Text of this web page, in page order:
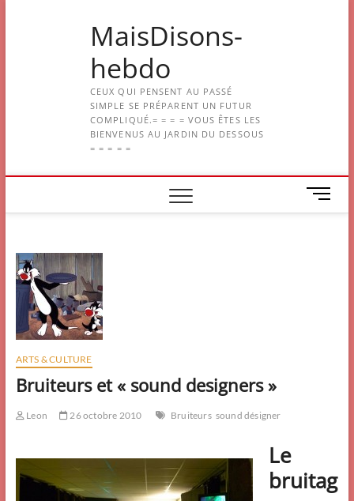
MaisDisons-
hebdo
CEUX QUI PENSENT AU PASSÉ
SIMPLE SE PRÉPARENT UN FUTUR
COMPLIQUÉ.= = = = VOUS ÊTES LES
BIENVENUS AU JARDIN DU DESSOUS
= = = = =
M
e
ARTS & CULTURE
Bruiteurs et « sound designers »
Leon 26 octobre 2010 Bruiteurs sound désigner
Le
bruitag